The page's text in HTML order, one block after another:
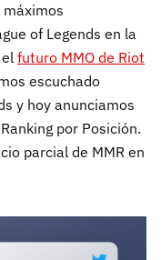
máximos
of Legends en la
futuro MMO de Riot
escuchado
y hoy anunciamos
por Posición.
parcial de MMR en